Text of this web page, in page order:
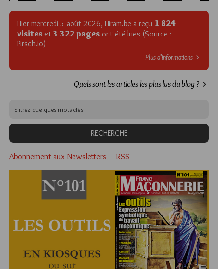
Hier mercredi 5 août 2026, Hiram.be a reçu 1 824
visites et 3 322 pages ont été lues (Source :
Pirsch.io)
Plus d’informations
Quels sont les articles les plus lus du blog ?
Abonnement aux Newsletters - RSS